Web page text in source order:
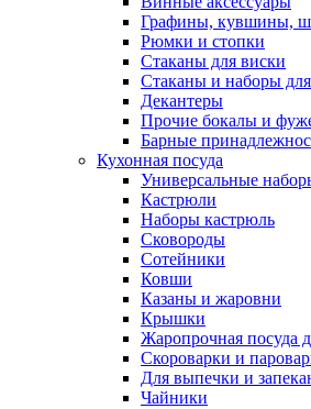
Графины, кувшины,
Рюмки и стопки
Стаканы для виски
Стаканы и наборы
Декантеры
Прочие бокалы и
Барные
Кухонная посуда
Универсальные
Кастрюли
Наборы кастрюль
Сковороды
Сотейники
Ковши
Казаны и жаровни
Крышки
Жаропрочная посуда
Скороварки и
Для выпечки и
Чайники